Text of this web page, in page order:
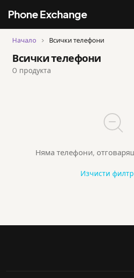
Phone Exchange
Начало > Всички телефони
Всички телефони
0 продукта
Няма телефони,
Изчисти